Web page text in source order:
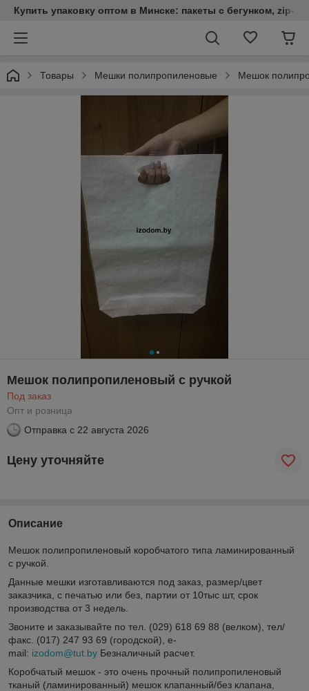
Купить упаковку оптом в Минске: пакеты с бегунком, zip-
Товары Мешки полипропиленовые Мешок
Мешок полипропиленовый с ручкой
Под заказ
Опт и розница
Отправка с 22 августа 2026
Цену уточняйте
Описание
Мешок полипропиленовый коробчатого типа ламинированный
с ручкой.
Данные мешки изготавливаются под заказ, размер/цвет
заказчика, с печатью или без, партии от 10тыс шт, срок
производства от 3 недель.
Звоните и заказывайте по тел. (029) 618 69 88 (велком), тел/
факс. (017) 247 93 69 (городской), e-
mail: izodom@tut.by Безналичный расчет.
Коробчатый мешок - это очень прочный полипропиленовый
тканый (ламинированный) мешок клапанный/без клапана,